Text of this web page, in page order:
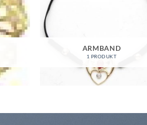
ARMBAND
1 PRODUKT